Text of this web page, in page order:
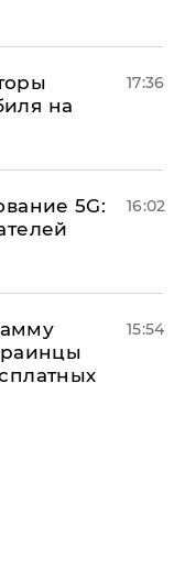
на
17:36
5G:
16:02
15:54